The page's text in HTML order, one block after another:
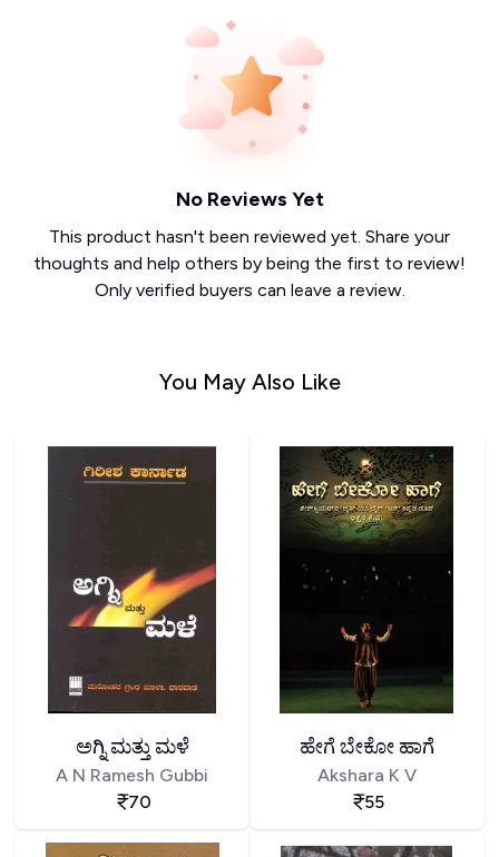
No Reviews Yet
This product hasn't been reviewed yet. Share your
thoughts and help others by being the first to review!
Only verified buyers can leave a review.
You May Also Like
ಅಗ್ನಿ ಮತ್ತು ಮಳೆ
A N Ramesh Gubbi
70
ಹೇಗೆ ಬೇಕೋ ಹಾಗೆ
Akshara K V
55